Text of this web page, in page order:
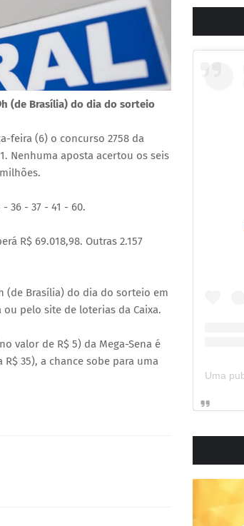
(de Brasília) do dia do sorteio
feira (6) o concurso 2758 da
Nenhuma aposta acertou os seis
36 - 37 - 41 - 60.
R$ 69.018,98. Outras 2.157
(de Brasília) do dia do sorteio em
pelo site de loterias da Caixa.
valor de R$ 5) da Mega-Sena é
35), a chance sobe para uma